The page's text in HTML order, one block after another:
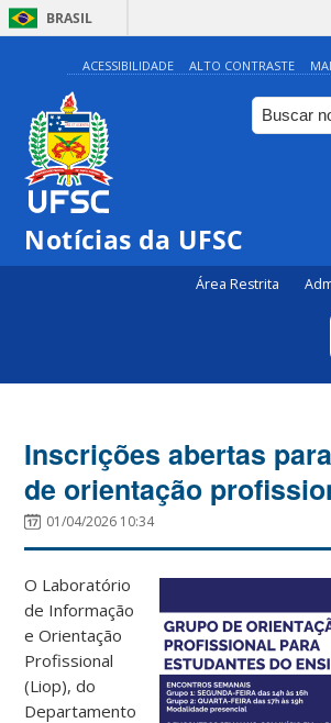
BRASIL
ACESSIBILIDADE ALTO CONTRASTE
Notícias da UFSC
Área Restrita
Inscrições abertas
de orientação
01/04/2026 10:34
O Laboratório
de Informação
e Orientação
Profissional
(Liop), do
Departamento